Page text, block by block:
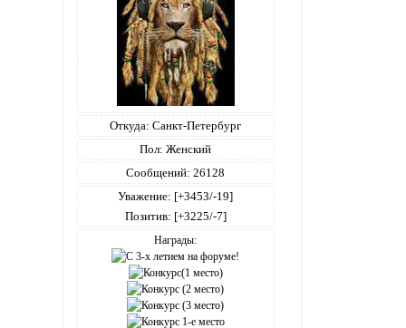
Откуда: Санкт-Петербург
Пол: Женский
Сообщений: 26128
Уважение: [+3453/-19]
Позитив: [+3225/-7]
Награды: